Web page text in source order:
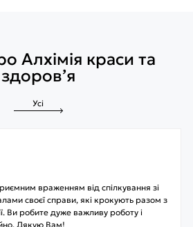
Алхімія краси та
здоров’я
Усі
враженням від спілкування зі
своєї справи, які крокують разом з
Ви робите дуже важливу роботу і
Дякую Вам!